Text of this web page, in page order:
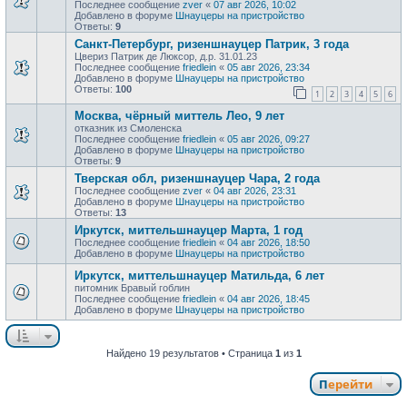
Последнее сообщение zver « 07 авг 2026, 10:02
Добавлено в форуме Шнауцеры на пристройство
Ответы: 9
Санкт-Петербург, ризеншнауцер Патрик, 3 года
Цвериз Патрик де Люксор, д.р. 31.01.23
Последнее сообщение friedlein « 05 авг 2026, 23:34
Добавлено в форуме Шнауцеры на пристройство
Ответы: 100 1 2 3 4 5 6
Москва, чёрный миттель Лео, 9 лет
отказник из Смоленска
Последнее сообщение friedlein « 05 авг 2026, 09:27
Добавлено в форуме Шнауцеры на пристройство
Ответы: 9
Тверская обл, ризеншнауцер Чара, 2 года
Последнее сообщение zver « 04 авг 2026, 23:31
Добавлено в форуме Шнауцеры на пристройство
Ответы: 13
Иркутск, миттельшнауцер Марта, 1 год
Последнее сообщение friedlein « 04 авг 2026, 18:50
Добавлено в форуме Шнауцеры на пристройство
Иркутск, миттельшнауцер Матильда, 6 лет
питомник Бравый гоблин
Последнее сообщение friedlein « 04 авг 2026, 18:45
Добавлено в форуме Шнауцеры на пристройство
Найдено 19 результатов • Страница 1 из 1
Перейти